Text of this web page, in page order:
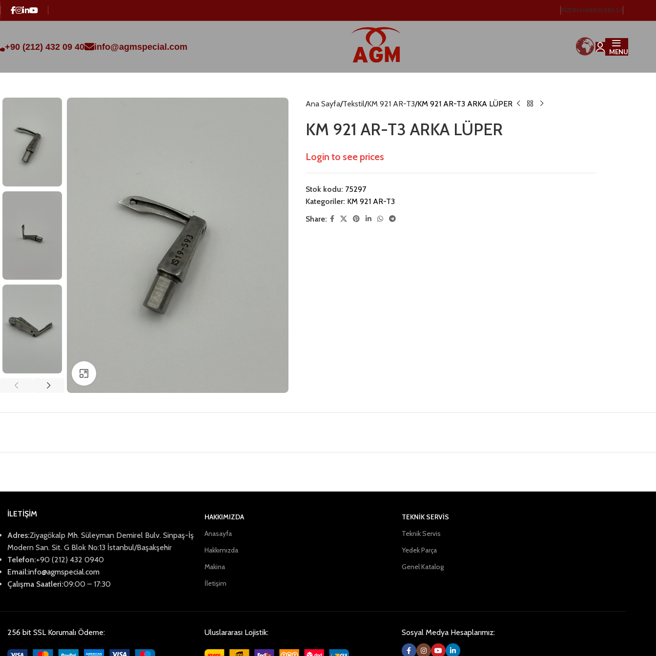
BIZDEN HABERLERS.S.S
+90 (212) 432 09 40 info@agmspecial.com MENU
Ana Sayfa Tekstil KM 921 AR-T3 KM 921 AR-T3 ARKA LÜPER
KM 921 AR-T3 ARKA LÜPER
Login to see prices
Stok kodu: 75297
Kategoriler: KM 921 AR-T3
Share:
İLETİŞİM
Adres:Ziyagökalp Mh. Süleyman Demirel Bulv. Sinpaş-İş
Modern San. Sit. G Blok No:13 İstanbul/Başakşehir
Telefon:+90 (212) 432 0940
Email:info@agmspecial.com
Çalışma Saatleri:09:00 – 17:30
HAKKIMIZDA
Anasayfa
Hakkımızda
Makina
İletişim
TEKNİK SERVİS
Teknik Servis
Yedek Parça
Genel Katalog
256 bit SSL Korumalı Ödeme: Uluslararası Lojistik: Sosyal Medya Hesaplarımız: